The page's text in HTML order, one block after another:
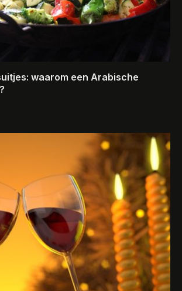
waarom een Arabische